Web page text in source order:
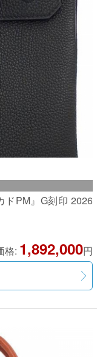
ドPM』G刻印 2026
格: 1,892,000円